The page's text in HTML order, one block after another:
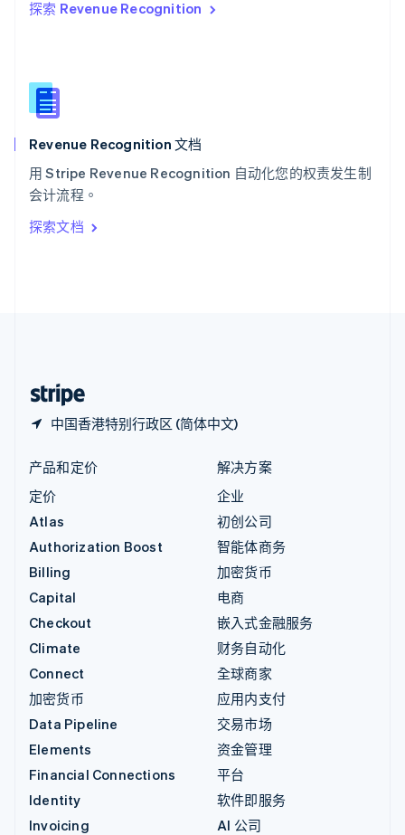
探索 Revenue Recognition
Revenue Recognition 文档
用 Stripe Revenue Recognition 自动化您的权责发生制
会计流程。
探索文档
中国香港特别行政区 (简体中文)
English
English
新西兰
匈牙利
意大利
Italiano
印度
English
产品和定价
定价
Atlas
Authorization Boost
Billing
Capital
Checkout
Climate
Connect
加密货币
Data Pipeline
Elements
Financial Connections
Identity
Invoicing
解决方案
企业
初创公司
智能体商务
加密货币
电商
嵌入式金融服务
财务自动化
全球商家
应用内支付
交易市场
资金管理
平台
软件即服务
AI 公司